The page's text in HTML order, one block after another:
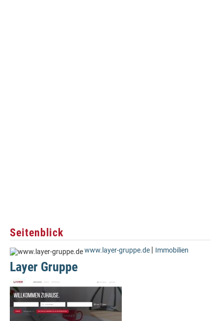
Seitenblick
www.layer-gruppe.de | Immobilien
Layer Gruppe